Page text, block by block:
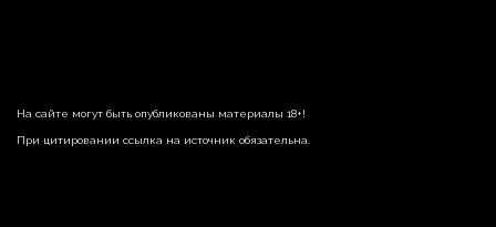
На сайте могут быть опубликованы материалы 18+!
При цитировании ссылка на источник обязательна.